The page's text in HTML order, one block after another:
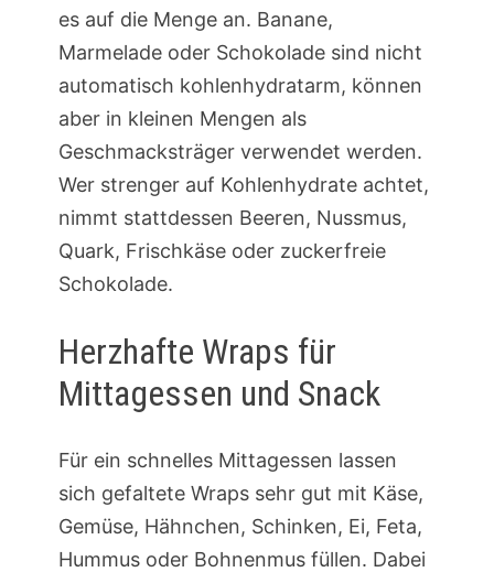
es auf die Menge an. Banane,
Marmelade oder Schokolade sind nicht
automatisch kohlenhydratarm, können
aber in kleinen Mengen als
Geschmacksträger verwendet werden.
Wer strenger auf Kohlenhydrate achtet,
nimmt stattdessen Beeren, Nussmus,
Quark, Frischkäse oder zuckerfreie
Schokolade.
Herzhafte Wraps für
Mittagessen und Snack
Für ein schnelles Mittagessen lassen
sich gefaltete Wraps sehr gut mit Käse,
Gemüse, Hähnchen, Schinken, Ei, Feta,
Hummus oder Bohnenmus füllen. Dabei